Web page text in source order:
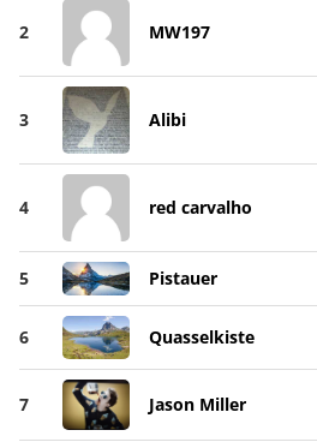
2 MW197
3 Alibi
4 red carvalho
5 Pistauer
6 Quasselkiste
7 Jason Miller